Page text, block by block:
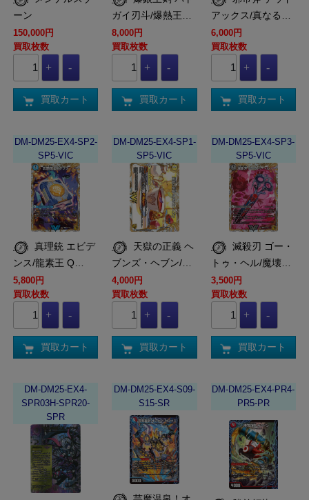
ーン
150,000円
買取枚数
買取カート
ガイ刃斗/爆熱王…
8,000円
買取枚数
買取カート
アックス/真なる…
6,000円
買取枚数
買取カート
DM-DM25-EX4-SP2-
SP5-VIC
ンス/龍素王 Q…
5,800円
買取枚数
買取カート
DM-DM25-EX4-SP1-
SP5-VIC
ブンズ・ヘブン/…
4,000円
買取枚数
買取カート
DM-DM25-EX4-SP3-
SP5-VIC
トゥ・ヘル/魔壊…
3,500円
買取枚数
買取カート
DM-DM25-EX4-
SPR03H-SPR20-
SPR
DM-DM25-EX4-S09-
S15-SR
DM-DM25-EX4-PR4-
PR5-PR